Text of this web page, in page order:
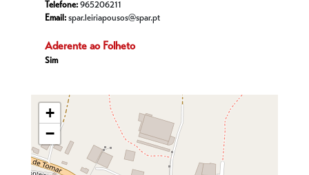
Telefone: 965206211
Email: spar.leiriapousos@spar.pt
Aderente ao Folheto
Sim
+
−